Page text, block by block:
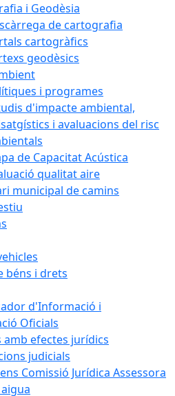
i Geodèsia
de cartografia
cartogràfics
geodèsics
i programes
d'impacte ambiental,
i avaluacions del risc
de Capacitat Acústica
qualitat aire
municipal de camins
béns i drets
d'Informació i
Oficials
amb efectes jurídics
judicials
Comissió Jurídica Assessora